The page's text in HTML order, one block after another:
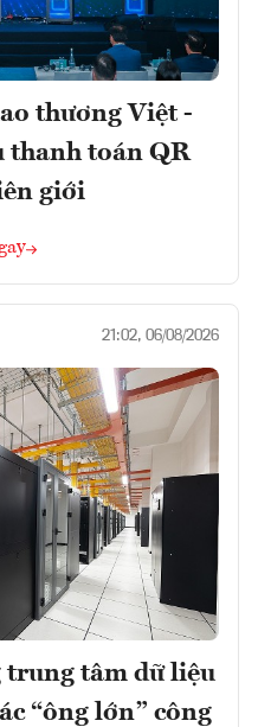
thương Việt -
thanh toán QR
giới
21:02, 06/08/2026
tâm dữ liệu
“ông lớn” công